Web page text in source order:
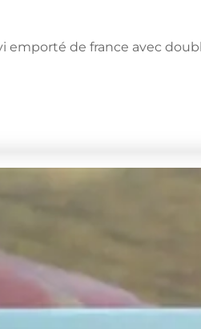
emporté de france avec